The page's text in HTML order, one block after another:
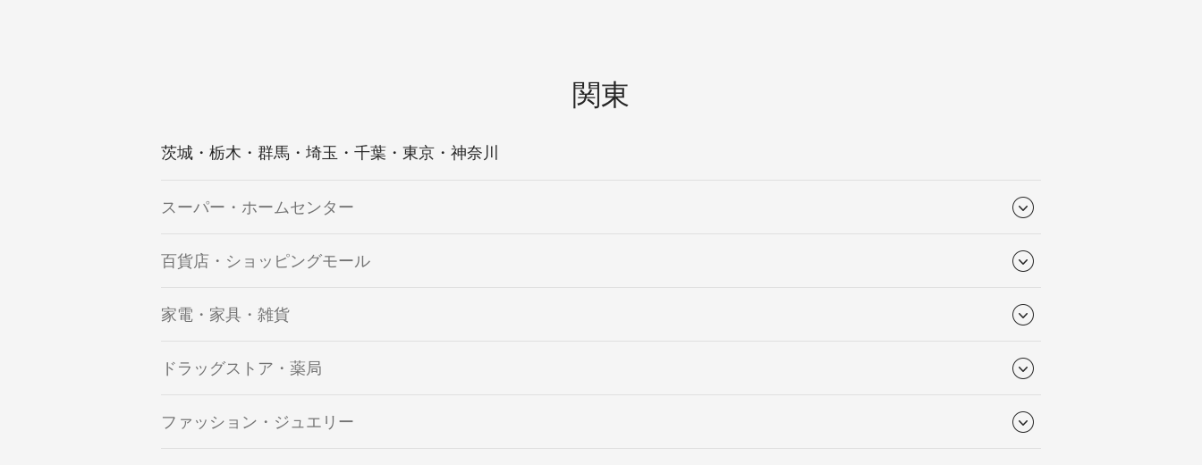
関東
茨城・栃木・群馬・埼玉・千葉・東京・神奈川
スーパー・ホームセンター
百貨店・ショッピングモール
家電・家具・雑貨
ドラッグストア・薬局
ファッション・ジュエリー